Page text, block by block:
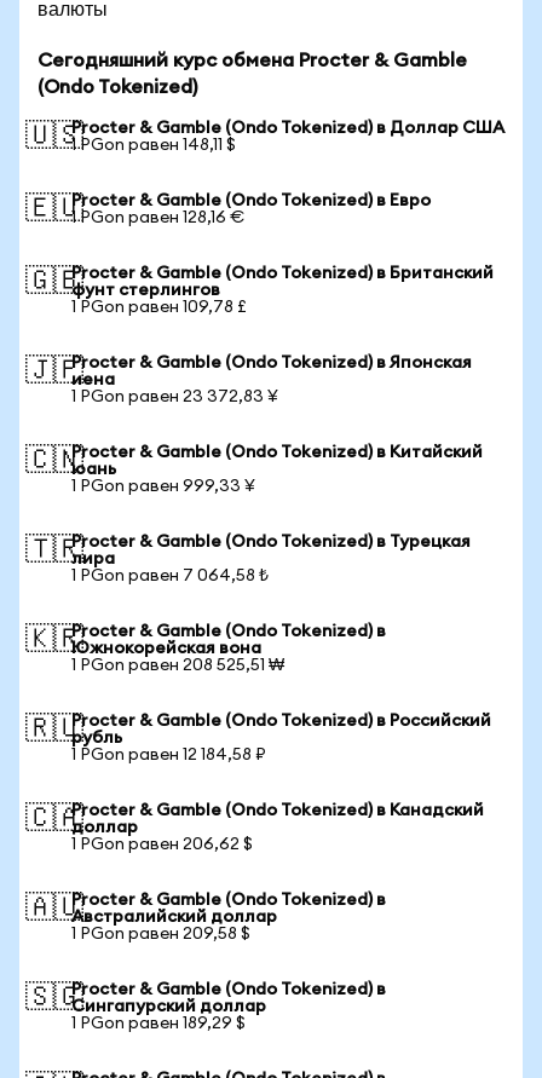
валюты
Сегодняшний курс обмена Procter & Gamble
(Ondo Tokenized)
🇺🇸Procter & Gamble (Ondo Tokenized) в Доллар США
1 PGon равен 148,11 $
🇪🇺Procter & Gamble (Ondo Tokenized) в Евро
1 PGon равен 128,16 €
🇬🇧Procter & Gamble (Ondo Tokenized) в Британский
фунт стерлингов
1 PGon равен 109,78 £
🇯🇵Procter & Gamble (Ondo Tokenized) в Японская
иена
1 PGon равен 23 372,83 ¥
🇨🇳Procter & Gamble (Ondo Tokenized) в Китайский
юань
1 PGon равен 999,33 ¥
🇹🇷Procter & Gamble (Ondo Tokenized) в Турецкая
лира
1 PGon равен 7 064,58 ₺
🇰🇷Procter & Gamble (Ondo Tokenized) в
Южнокорейская вона
1 PGon равен 208 525,51 ₩
🇷🇺Procter & Gamble (Ondo Tokenized) в Российский
рубль
1 PGon равен 12 184,58 ₽
🇨🇦Procter & Gamble (Ondo Tokenized) в Канадский
доллар
1 PGon равен 206,62 $
🇦🇺Procter & Gamble (Ondo Tokenized) в
Австралийский доллар
1 PGon равен 209,58 $
🇸🇬Procter & Gamble (Ondo Tokenized) в
Сингапурский доллар
1 PGon равен 189,29 $